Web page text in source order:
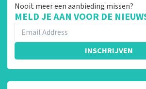
Nooit meer een aanbieding missen?
MELD JE AAN VOOR DE
INSCHRIJVEN